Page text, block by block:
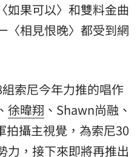
果可以〉 和雙料金曲
〈相見恨晚〉都受到網
索尼今年力推的唱作
徐暐翔 、Shawn尚融、
拍攝主視覺，為索尼30
力，接下來即將再推出